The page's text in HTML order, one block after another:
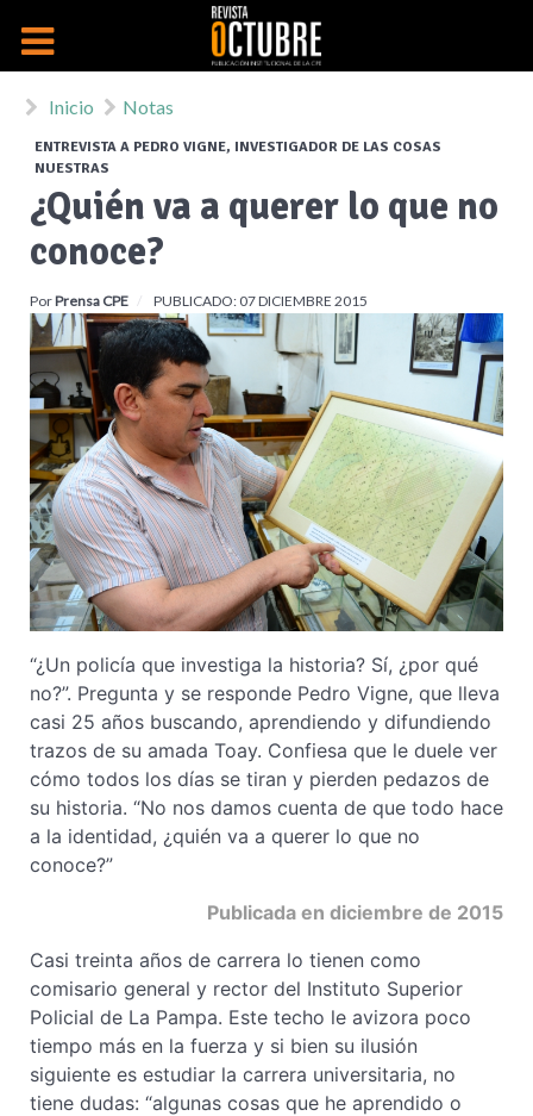
Inicio Notas
ENTREVISTA A PEDRO VIGNE, INVESTIGADOR DE LAS COSAS
NUESTRAS
¿Quién va a querer lo que no
conoce?
PorPrensa CPE PUBLICADO: 07 DICIEMBRE 2015
“¿Un policía que investiga la historia? Sí, ¿por qué
no?”. Pregunta y se responde Pedro Vigne, que lleva
casi 25 años buscando, aprendiendo y difundiendo
trazos de su amada Toay. Confiesa que le duele ver
cómo todos los días se tiran y pierden pedazos de
su historia. “No nos damos cuenta de que todo hace
a la identidad, ¿quién va a querer lo que no
conoce?”
Publicada en diciembre de 2015
Casi treinta años de carrera lo tienen como
comisario general y rector del Instituto Superior
Policial de La Pampa. Este techo le avizora poco
tiempo más en la fuerza y si bien su ilusión
siguiente es estudiar la carrera universitaria, no
tiene dudas: “algunas cosas que he aprendido o